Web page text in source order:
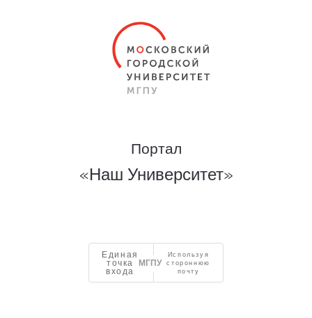
Портал
«Наш Университет»
Единая
точка
входа
Используя
стороннюю
почту